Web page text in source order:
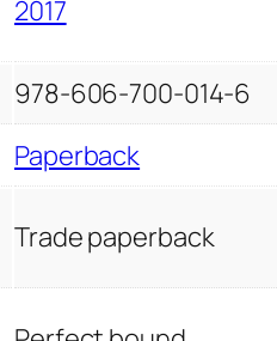
2017
978-606-700-014-6
Paperback
Trade paperback